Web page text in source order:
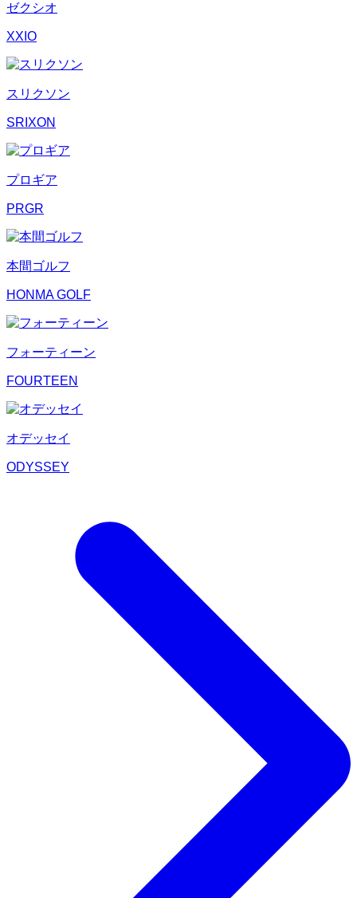
ゼクシオ
XXIO
スリクソン
SRIXON
プロギア
PRGR
本間ゴルフ
HONMA GOLF
フォーティーン
FOURTEEN
オデッセイ
ODYSSEY